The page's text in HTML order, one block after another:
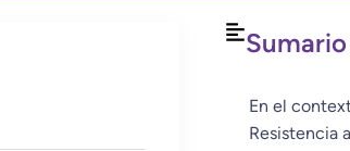
Sumario
En el
Resistencia